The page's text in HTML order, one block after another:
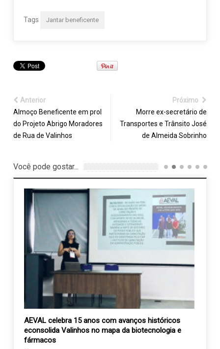
Tags Jantar beneficente
Anterior
Almoço Beneficente em prol
do Projeto Abrigo Moradores
de Rua de Valinhos
Próximo
Morre ex-secretário de
Transportes e Trânsito José
de Almeida Sobrinho
Você pode gostar...
AEVAL celebra 15 anos com avanços históricos
econsolida Valinhos no mapa da biotecnologia e
fármacos